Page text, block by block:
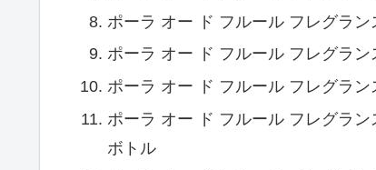
ポーラ オー ド フルール フレグラ
ポーラ オー ド フルール フレグラ
ポーラ オー ド フルール フレグラ
ポーラ オー ド フルール フレグラ
ボトル